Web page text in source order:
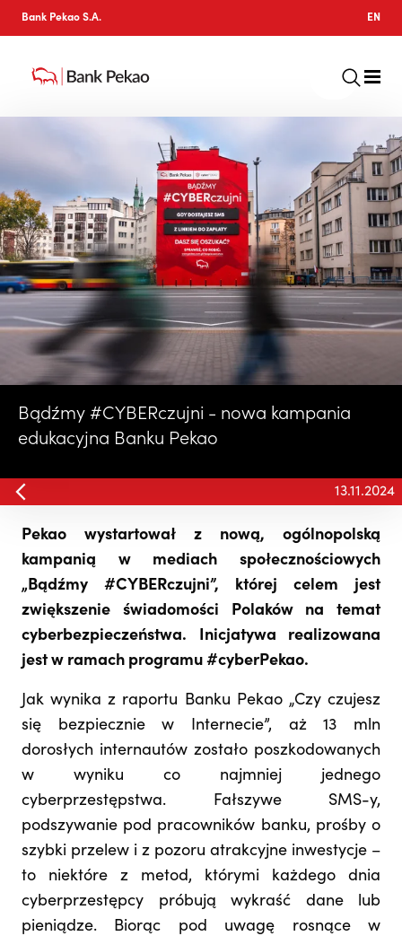
Bank Pekao S.A. EN
Bądźmy #CYBERczujni - nowa kampania
edukacyjna Banku Pekao
13.11.2024
Pekao wystartował z nową, ogólnopolską
kampanią w mediach społecznościowych
„Bądźmy #CYBERczujni”, której celem jest
zwiększenie świadomości Polaków na temat
cyberbezpieczeństwa. Inicjatywa realizowana
jest w ramach programu #cyberPekao.
Jak wynika z raportu Banku Pekao „Czy czujesz
się bezpiecznie w Internecie”, aż 13 mln
dorosłych internautów zostało poszkodowanych
w wyniku co najmniej jednego
cyberprzestępstwa. Fałszywe SMS-y,
podszywanie pod pracowników banku, prośby o
szybki przelew i z pozoru atrakcyjne inwestycje –
to niektóre z metod, którymi każdego dnia
cyberprzestępcy próbują wykraść dane lub
pieniądze. Biorąc pod uwagę rosnące w